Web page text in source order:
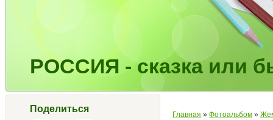
РОССИЯ - сказка или
Поделиться
Главная » Фотоальбом »